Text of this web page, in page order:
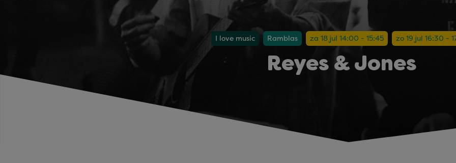
I love music Ramblas za 18 jul 14:00 - 15:45 zo 19 jul 16:30 -
Reyes & Jones